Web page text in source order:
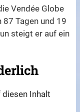
Vendée Globe
Tagen und 19
steigt er auf ein
Inhalt